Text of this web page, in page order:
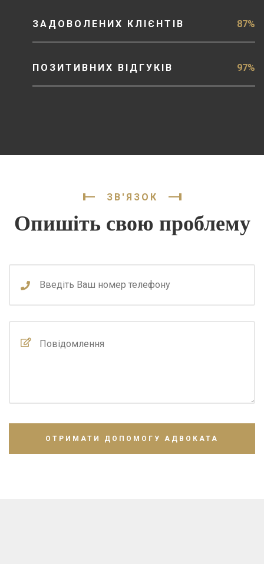
ЗАДОВОЛЕНИХ КЛІЄНТІВ 87%
ПОЗИТИВНИХ ВІДГУКІВ 97%
ЗВ'ЯЗОК
Опишіть свою проблему